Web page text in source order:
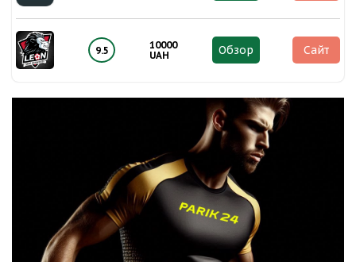
9.5
10000
UAH
Обзор Сайт